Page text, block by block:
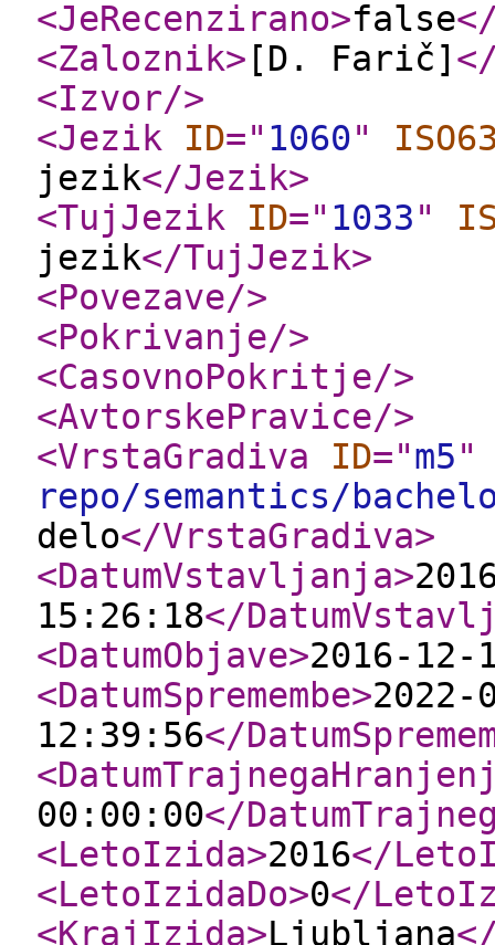
<JeRecenzirano>false
<Zaloznik> [D. Farič]
<Izvor/>
<Jezik
ID=" 1060"
jezik</Jezik>
<TujJezik
ID=" 1033"
jezik</TujJezik>
<Povezave/>
<Pokrivanje/>
<CasovnoPokritje/>
<AvtorskePravice/>
<VrstaGradiva
ID="m5"
repo/semantics/
delo</VrstaGradiva>
<DatumVstavljanja>
15:26:18</
<DatumObjave>2016-12-
<DatumSpremembe>2022-
12:39:56</
00:00:00</
<LetoIzida>2016</
<LetoIzidaDo>0</
<KrajIzida>Ljubljana